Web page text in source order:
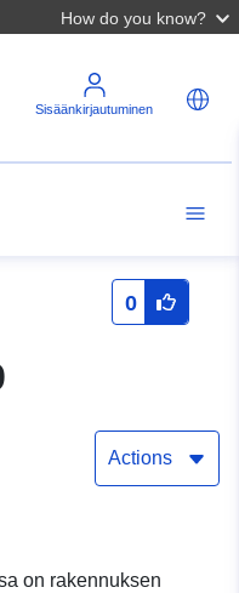
How do you know?
Sisäänkirjautuminen
0
Actions
on rakennuksen